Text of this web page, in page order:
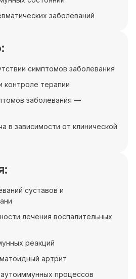
заболеваний
симптомов заболевания
контроле терапии
заболевания —
в зависимости от клинической
суставов и
лечения воспалительных
реакций
артрит
процессов